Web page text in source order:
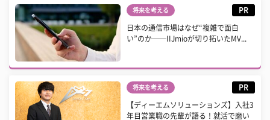
将来を考える PR
日本の通信市場はなぜ“複雑で面白
い”のか──IIJmioが切り拓いたMV...
将来を考える PR
【ディーエムソリューションズ】入社3
年目営業職の先輩が語る！就活で磨い